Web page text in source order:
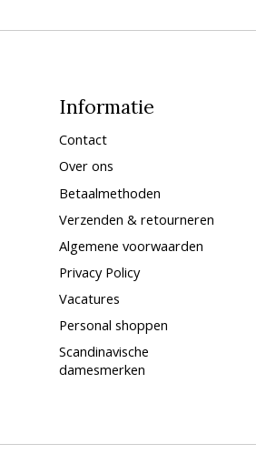
Informatie
Contact
Over ons
Betaalmethoden
Verzenden & retourneren
Algemene voorwaarden
Privacy Policy
Vacatures
Personal shoppen
Scandinavische
damesmerken